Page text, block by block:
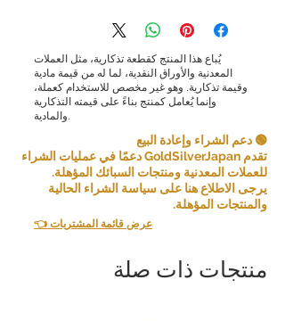
يُباع هذا المنتج كقطعة تذكارية، مثل العملات
المعدنية والأوراق النقدية، لما له من قيمة مادية
وقيمة تذكارية. وهو غير مخصص للاستخدام كعملة،
وإنما يُعامل كمنتج بناءً على قيمته التذكارية
🟢 دعم الشراء وإعادة البيع
تقدم GoldSilverJapan دعمًا في عمليات الشراء
للعملات المعدنية ومنتجات السبائك المؤهلة.
يرجى الاطلاع هنا على سياسة الشراء الحالية
والمنتجات المؤهلة.
👈 عرض قائمة المشتريات
منتجات ذات صلة